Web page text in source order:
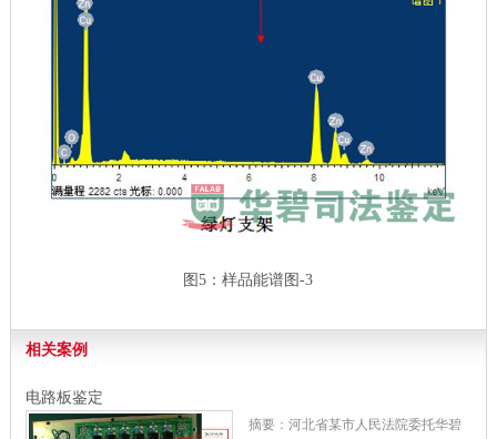
图5：样品能谱图-3
相关案例
电路板鉴定
摘要：河北省某市人民法院委托华碧